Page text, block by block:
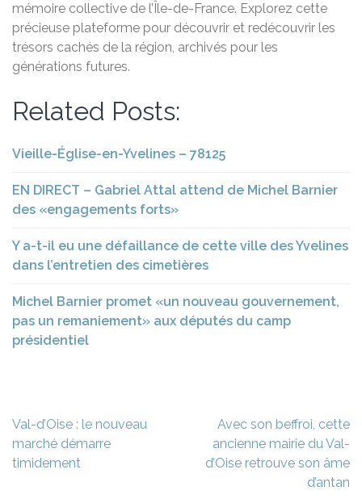
mémoire collective de l’Île-de-France. Explorez cette
précieuse plateforme pour découvrir et redécouvrir les
trésors cachés de la région, archivés pour les
générations futures.
Related Posts:
Vieille-Église-en-Yvelines – 78125
EN DIRECT – Gabriel Attal attend de Michel Barnier
des «engagements forts»
Y a-t-il eu une défaillance de cette ville des Yvelines
dans l’entretien des cimetières
Michel Barnier promet «un nouveau gouvernement,
pas un remaniement» aux députés du camp
présidentiel
Navigation
de
l’article
Val-d’Oise : le nouveau
marché démarre
timidement
Avec son beffroi, cette
ancienne mairie du Val-
d’Oise retrouve son âme
d’antan